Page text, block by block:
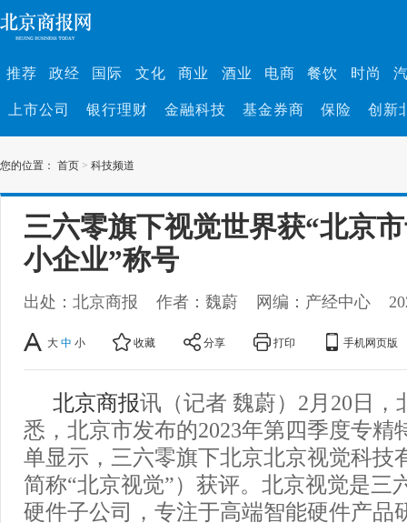
推荐 政经 国际 文化 商业 酒业 电商 餐饮 时尚
上市公司 银行理财 金融科技 基金券商 保险 创新
您的位置： 首页 > 科技频道
三六零旗下视觉世界获“北京
小企业”称号
出处：北京商报 作者：魏蔚 网编：产经中心
大 中 小 收藏 分享 打印 手机网页版
北京商报讯（记者 魏蔚）2月20日，
悉，北京市发布的2023年第四季度专精
单显示，三六零旗下北京北京视觉科技
简称“北京视觉”）获评。北京视觉是三
硬件子公司，专注于高端智能硬件产品